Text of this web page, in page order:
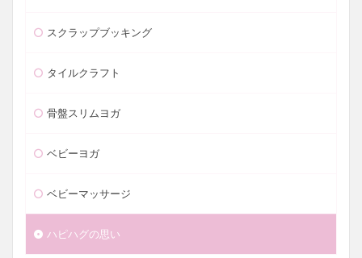
スクラップブッキング
タイルクラフト
骨盤スリムヨガ
ベビーヨガ
ベビーマッサージ
ハピハグの思い